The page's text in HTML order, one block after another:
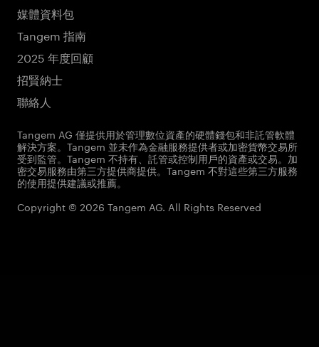
媒體資料包
Tangem 指南
2025 年度回顧
招賢納士
聯絡人
Tangem AG 僅提供用於管理數位資產的硬體錢包和非託管軟體
解決方案。Tangem 並未作為金融服務提供者或加密貨幣交易所
受到監管。Tangem 不持有、託管或控制用戶的資產或交易。加
密交易服務由第三方提供商提供。Tangem 不對這些第三方服務
的使用提供建議或推薦。